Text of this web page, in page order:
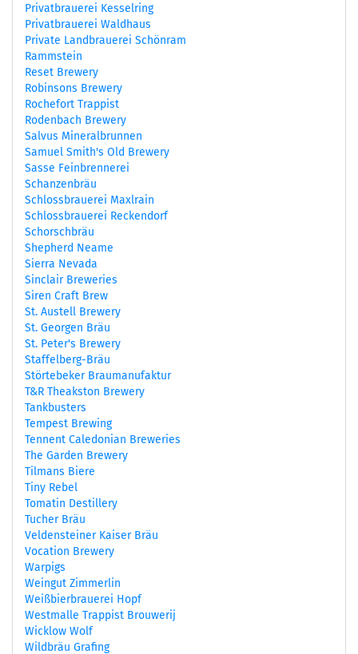
Privatbrauerei Kesselring
Privatbrauerei Waldhaus
Private Landbrauerei Schönram
Rammstein
Reset Brewery
Robinsons Brewery
Rochefort Trappist
Rodenbach Brewery
Salvus Mineralbrunnen
Samuel Smith's Old Brewery
Sasse Feinbrennerei
Schanzenbräu
Schlossbrauerei Maxlrain
Schlossbrauerei Reckendorf
Schorschbräu
Shepherd Neame
Sierra Nevada
Sinclair Breweries
Siren Craft Brew
St. Austell Brewery
St. Georgen Bräu
St. Peter's Brewery
Staffelberg-Bräu
Störtebeker Braumanufaktur
T&R Theakston Brewery
Tankbusters
Tempest Brewing
Tennent Caledonian Breweries
The Garden Brewery
Tilmans Biere
Tiny Rebel
Tomatin Destillery
Tucher Bräu
Veldensteiner Kaiser Bräu
Vocation Brewery
Warpigs
Weingut Zimmerlin
Weißbierbrauerei Hopf
Westmalle Trappist Brouwerij
Wicklow Wolf
Wildbräu Grafing